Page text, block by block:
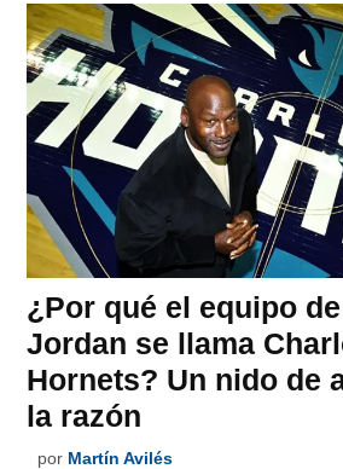
¿Por qué el equipo
Jordan se llama
Hornets? Un nido de
la razón
por Martín Avilés